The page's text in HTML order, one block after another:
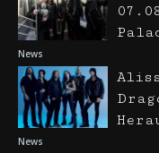
News
News